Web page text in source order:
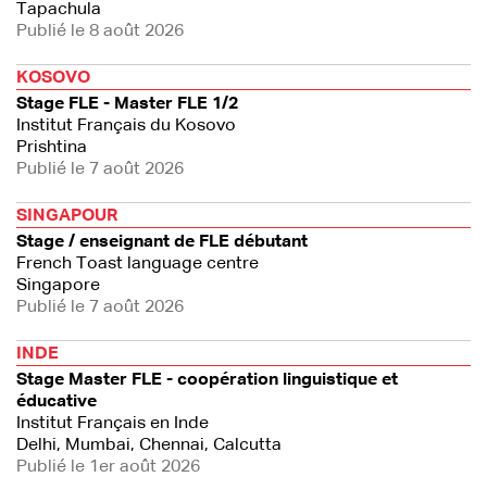
Tapachula
Publié le 8 août 2026
KOSOVO
Stage FLE - Master FLE 1/2
Institut Français du Kosovo
Prishtina
Publié le 7 août 2026
SINGAPOUR
Stage / enseignant de FLE débutant
French Toast language centre
Singapore
Publié le 7 août 2026
INDE
Stage Master FLE - coopération linguistique et
éducative
Institut Français en Inde
Delhi, Mumbai, Chennai, Calcutta
Publié le 1er août 2026